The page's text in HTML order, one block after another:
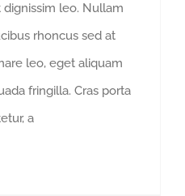
leo. Nullam
rhoncus sed at
leo, eget aliquam
fringilla. Cras porta
a